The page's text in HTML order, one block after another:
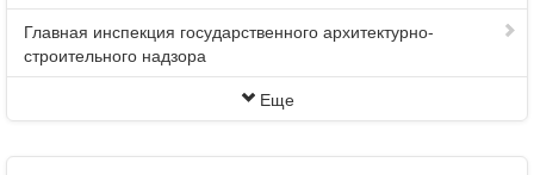
Главная инспекция государственного архитектурно-
строительного надзора
Еще